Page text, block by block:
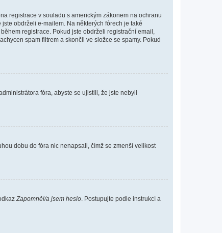
registrace v souladu s americkým zákonem na ochranu
obdrželi e-mailem. Na některých fórech je také
registrace. Pokud jste obdrželi registrační email,
spam filtrem a skončil ve složce se spamy. Pokud
fóra, abyste se ujistili, že jste nebyli
dobu do fóra nic nenapsali, čímž se zmenší velikost
Zapomněl/a jsem heslo . Postupujte podle instrukcí a